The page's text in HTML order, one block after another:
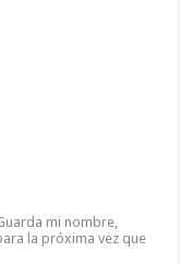
mi nombre,
la próxima vez que